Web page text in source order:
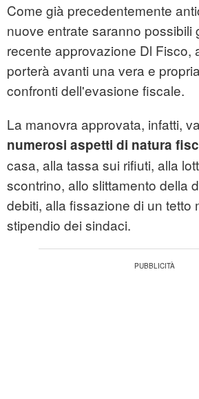
Come già precedentemente
nuove entrate saranno possibili
recente approvazione Dl Fisco,
porterà avanti una vera e
confronti dell'evasione fiscale.
La manovra approvata, infatti,
numerosi aspetti di natura
casa, alla tassa sui rifiuti, alla
scontrino, allo slittamento della
debiti, alla fissazione di un tetto
stipendio dei sindaci.